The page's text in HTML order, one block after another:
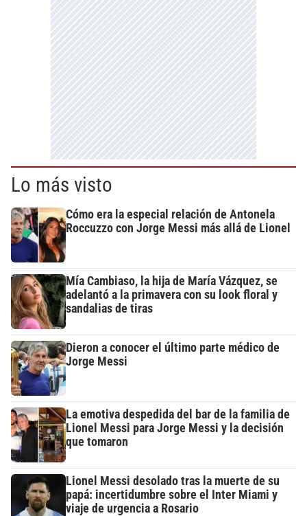
Lo más visto
Cómo era la especial relación de Antonela
Roccuzzo con Jorge Messi más allá de Lionel
Mía Cambiaso, la hija de María Vázquez, se
adelantó a la primavera con su look floral y
sandalias de tiras
Dieron a conocer el último parte médico de
Jorge Messi
La emotiva despedida del bar de la familia de
Lionel Messi para Jorge Messi y la decisión
que tomaron
Lionel Messi desolado tras la muerte de su
papá: incertidumbre sobre el Inter Miami y
viaje de urgencia a Rosario